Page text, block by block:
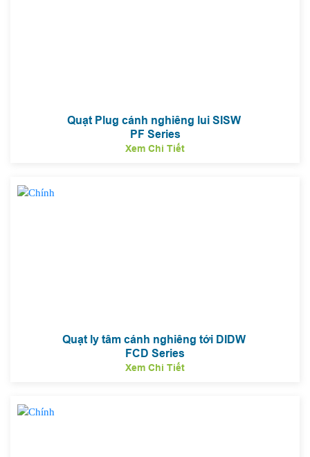
Quạt Plug cánh nghiêng lui SISW
PF Series
Xem Chi Tiết
Quạt ly tâm cánh nghiêng tới DIDW
FCD Series
Xem Chi Tiết